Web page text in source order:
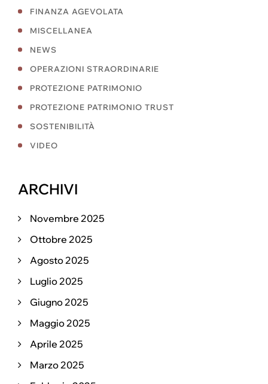
FINANZA AGEVOLATA
MISCELLANEA
NEWS
OPERAZIONI STRAORDINARIE
PROTEZIONE PATRIMONIO
PROTEZIONE PATRIMONIO TRUST
SOSTENIBILITÀ
VIDEO
ARCHIVI
Novembre 2025
Ottobre 2025
Agosto 2025
Luglio 2025
Giugno 2025
Maggio 2025
Aprile 2025
Marzo 2025